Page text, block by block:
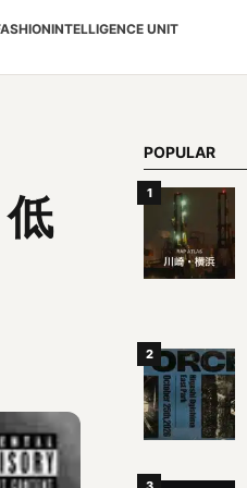
INTELLIGENCE UNIT
POPULAR